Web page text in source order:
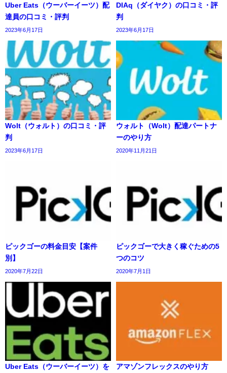
Uber Eats（ウーバーイーツ）配
達員の口コミ・評判
2023年6月17日
DIAq（ダイヤク）の口コミ・評
判
2023年6月17日
Wolt（ウォルト）の口コミ・評
判
2023年6月17日
ウォルト（Wolt）配達パートナ
ーのやり方
2020年11月21日
ピックゴーの料金目安【案件
別】
2020年7月22日
ピックゴーで大きく稼ぐための5
つのコツ
2020年7月1日
Uber Eats（ウーバーイーツ）を
アマゾンフレックスのやり方